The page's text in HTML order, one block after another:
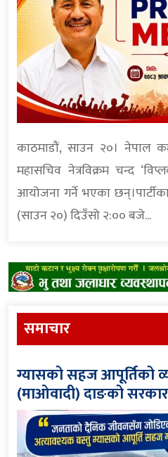
काठमाडौं, साउन २०। नेपाल
महासचिव नेत्रविक्रम चन्द
आयोजना गर्ने भएका
(साउन २०) दिउँसो २:०० बजे...
समाचार
ग्यासको सहज आपूर्तिको
(माओवादी) दाङको